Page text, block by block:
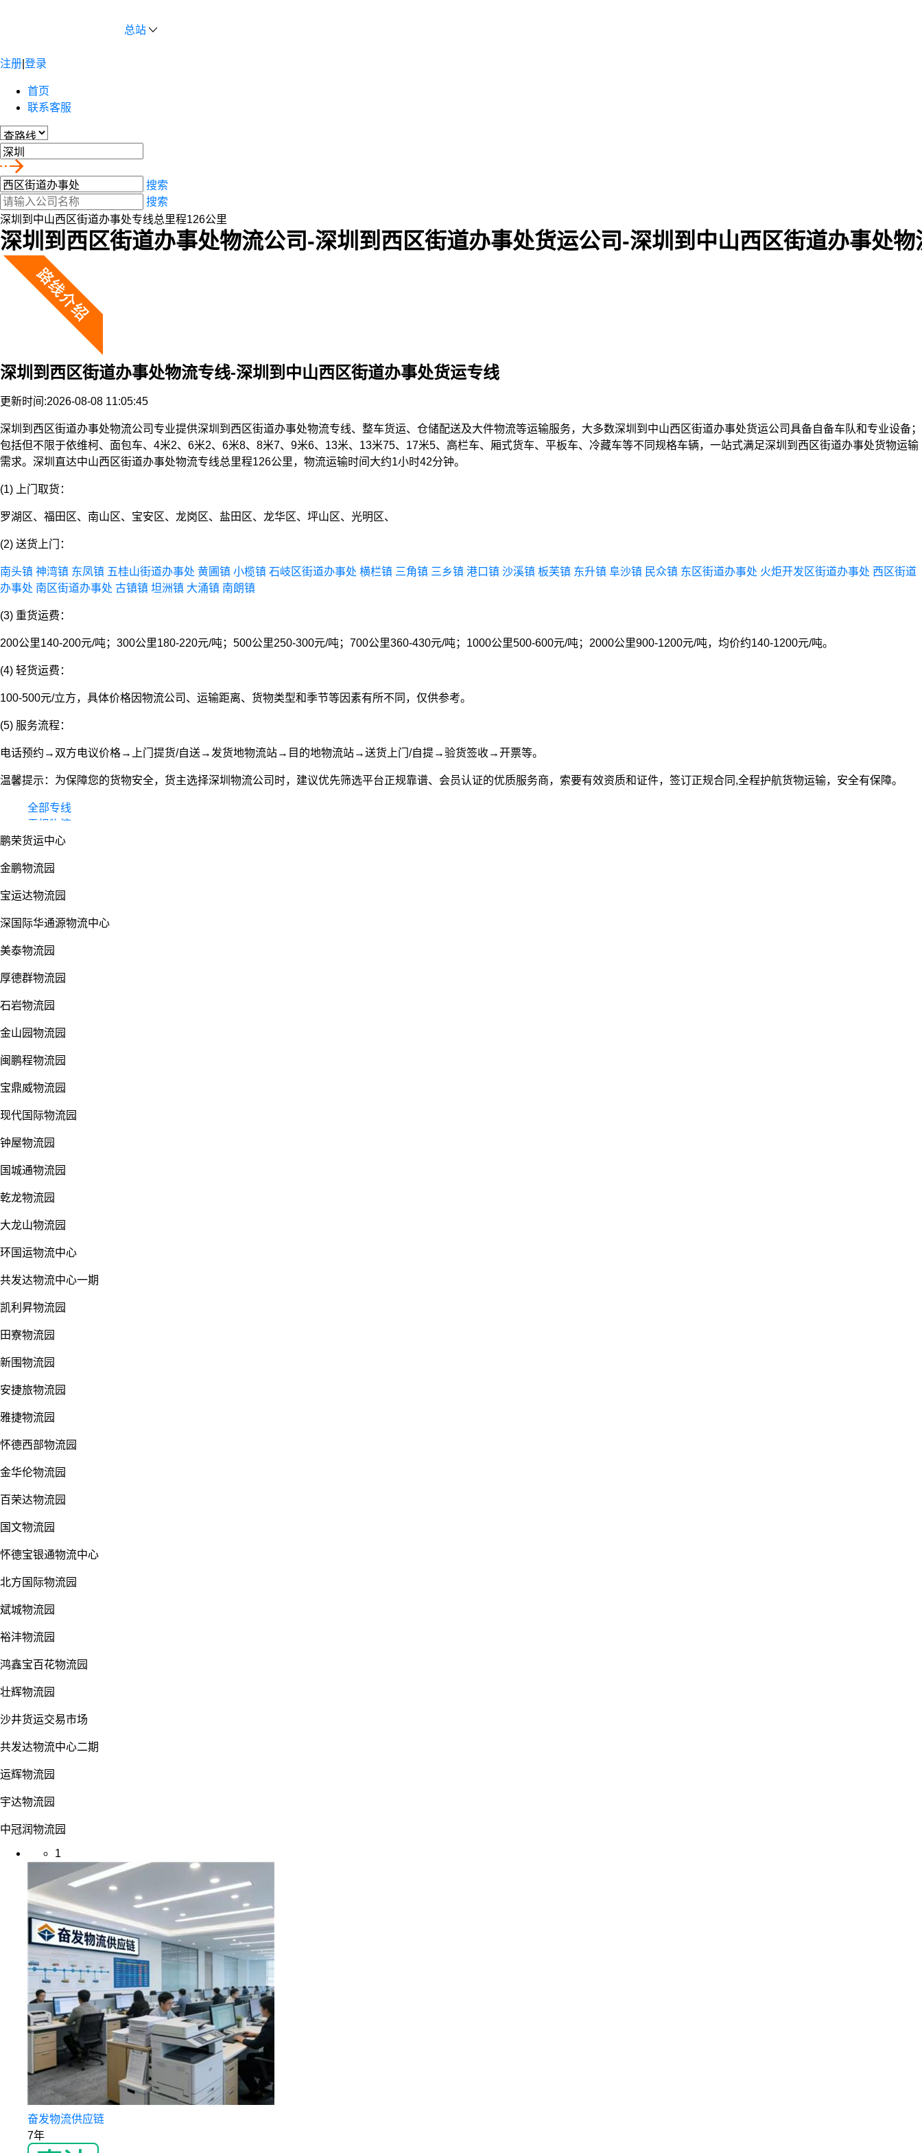
总站
注册 登录
首页
联系客服
搜索
搜索
深圳到中山西区街道办事处专线总里程126公里
深圳到西区街道办事处物流公司-深圳到西区街道办事处货运公司-深圳到中山西区街道办事处
深圳到西区街道办事处物流专线-深圳到中山西区街道办事处货运专线
更新时间:2026-08-08 11:05:45
深圳到西区街道办事处物流公司专业提供深圳到西区街道办事处物流专线、整车货运、仓储配送及大件物流等运输服务，大多数深圳到中山西区街道办事处货运公司具备自备车队和专业设备；
包括但不限于依维柯、面包车、4米2、6米2、6米8、8米7、9米6、13米、13米75、17米5、高栏车、厢式货车、平板车、冷藏车等不同规格车辆，一站式满足深圳到西区街道办事处货物运输
需求。深圳直达中山西区街道办事处物流专线总里程126公里，物流运输时间大约1小时42分钟。
(1) 上门取货：
罗湖区、福田区、南山区、宝安区、龙岗区、盐田区、龙华区、坪山区、光明区、
(2) 送货上门：
南头镇 神湾镇 东凤镇 五桂山街道办事处 黄圃镇 小榄镇 石岐区街道办事处 横栏镇 三角镇 三乡镇 港口镇 沙溪镇 板芙镇 东升镇 阜沙镇 民众镇 东区街道办事处 火炬开发区街道办事处 西区街道
办事处 南区街道办事处 古镇镇 坦洲镇 大涌镇 南朗镇
(3) 重货运费：
200公里140-200元/吨；300公里180-220元/吨；500公里250-300元/吨；700公里360-430元/吨；1000公里500-600元/吨；2000公里900-1200元/吨，均价约140-1200元/吨。
(4) 轻货运费：
100-500元/立方，具体价格因物流公司、运输距离、货物类型和季节等因素有所不同，仅供参考。
(5) 服务流程：
电话预约→双方电议价格→上门提货/自送→发货地物流站→目的地物流站→送货上门/自提→验货签收→开票等。
温馨提示：为保障您的货物安全，货主选择深圳物流公司时，建议优先筛选平台正规靠谱、会员认证的优质服务商，索要有效资质和证件，签订正规合同,全程护航货物运输，安全有保障。
全部专线
零担物流
整车货运
鹏荣货运中心
金鹏物流园
宝运达物流园
深国际华通源物流中心
美泰物流园
厚德群物流园
石岩物流园
金山园物流园
闽鹏程物流园
宝鼎威物流园
现代国际物流园
钟屋物流园
国城通物流园
乾龙物流园
大龙山物流园
环国运物流中心
共发达物流中心一期
凯利昇物流园
田寮物流园
新围物流园
安捷旅物流园
雅捷物流园
怀德西部物流园
金华伦物流园
百荣达物流园
国文物流园
怀德宝银通物流中心
北方国际物流园
斌城物流园
裕沣物流园
鸿鑫宝百花物流园
壮辉物流园
沙井货运交易市场
共发达物流中心二期
运辉物流园
宇达物流园
中冠润物流园
1
奋发物流供应链
7年